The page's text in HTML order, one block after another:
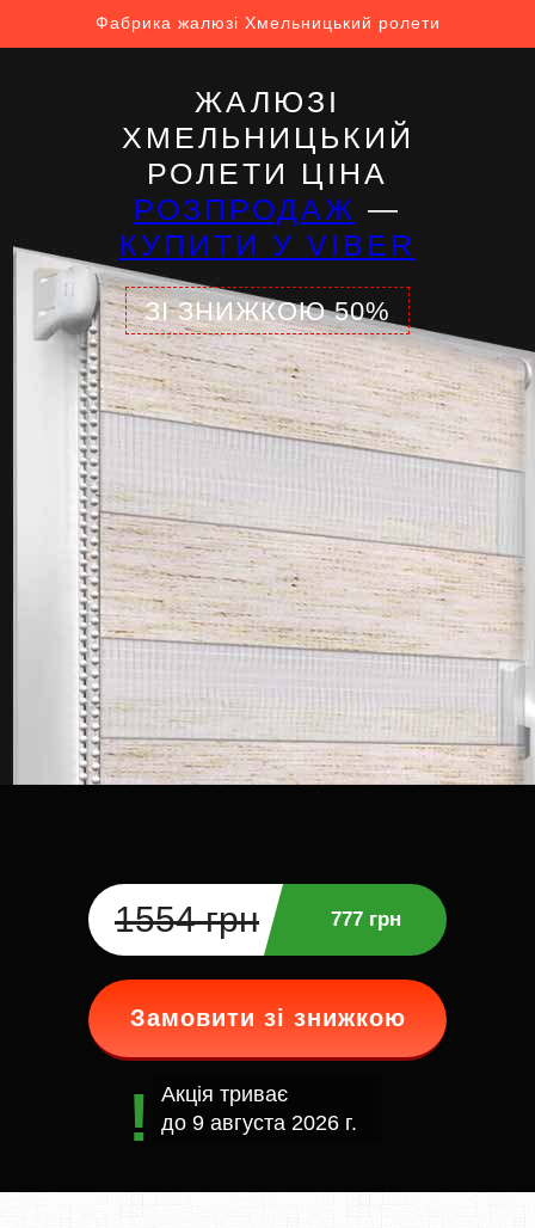
Фабрика жалюзі Хмельницький ролети
ЖАЛЮЗІ
ХМЕЛЬНИЦЬКИЙ
РОЛЕТИ ЦІНА
РОЗПРОДАЖ —
КУПИТИ У VIBER
ЗІ ЗНИЖКОЮ 50%
1554 грн 777 грн
Замовити зі знижкою
Акція триває
до 9 августа 2026 г.